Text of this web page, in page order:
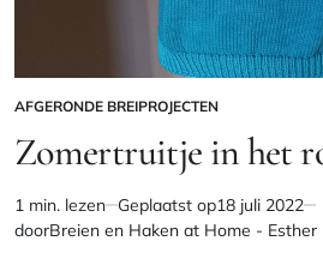
GEPLAATST
IN
AFGERONDE BREIPROJECTEN
Zomertruitje in het
Geschatte
leestijd
1 min. lezen Geplaatst op18 juli 2022
doorBreien en Haken at Home - Esther